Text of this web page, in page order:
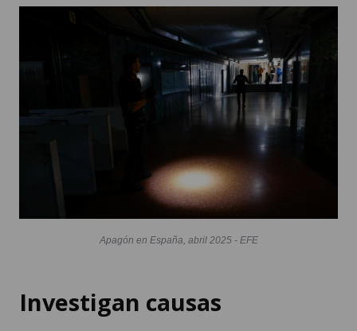
Apagón en España, abril 2025 - EFE
Investigan causas